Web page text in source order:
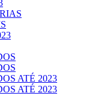
ATÉ 2023
ATÉ 2023